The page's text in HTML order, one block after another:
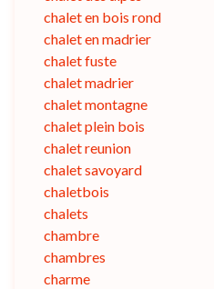
chalet en bois rond
chalet en madrier
chalet fuste
chalet madrier
chalet montagne
chalet plein bois
chalet reunion
chalet savoyard
chaletbois
chalets
chambre
chambres
charme